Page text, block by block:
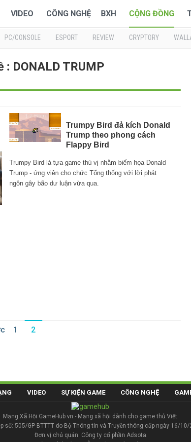
VIDEO CÔNG NGHỆ BXH CỘNG ĐỒNG
PC/CONSOLE ESPORT REVIEW CRYPTORY
DONALD TRUMP
Trumpy Bird đả kích Donald
Trump theo phong cách
Flappy Bird
Trumpy Bird là tựa game thú vị nhằm biếm họa Donald
Trump - ứng viên cho chức Tổng thống với lời phát
ngôn gây bão dư luận vừa qua.
1 2
VIDEO SỰ KIỆN GAME CÔNG NGHỆ
Mạng Xã Hội GameHub.vn - Mạng xã hội dành cho game thủ Việt.
số: 505/GP-BTTTT do Bộ Thông tin và Truyền thông cấp ngày 16/10/
Đơn vị chủ quản: Công ty cổ phần Adsota.